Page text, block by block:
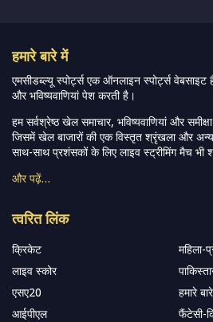
हमारे बारे में
एमसीडब्ल्यू स्पोर्ट्स एक ऑनलाइन स्पोर्ट्स
और भविष्यवाणियां पेश करती है।
हम सर्वश्रेष्ठ खेल समाचार, भविष्यवाणियां और
जिसमें खेल बाजारों की एक विस्तृत श्रृंखला और
साथ-साथ प्रशंसकों के लिए लाइव स्ट्रीमिंग मैच भी
और पढ़ें…
त्वरित लिंक
क्रिकेट
महिला-
लाइव स्कोर
एसए20
हमारे
आईपीएल
फैंटेसी-